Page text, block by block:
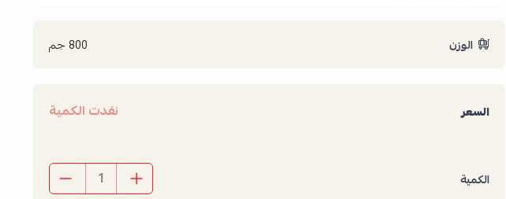
الوزن 800 جم
السعر نفدت الكمية
الكمية